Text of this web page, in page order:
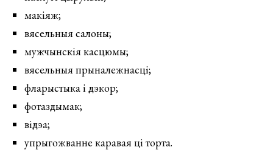
макіяж;
вясельныя салоны;
мужчынскія касцюмы;
вясельныя прыналежнасці;
фларыстыка і дэкор;
фотаздымак;
відэа;
упрыгожванне каравая ці торта.